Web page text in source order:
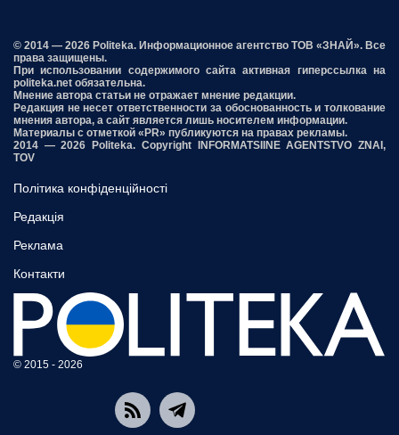
© 2014 — 2026 Politeka. Информационное агентство ТОВ «ЗНАЙ». Все
права защищены.
При использовании содержимого сайта активная гиперссылка на
politeka.net обязательна.
Мнение автора статьи не отражает мнение редакции.
Редакция не несет ответственности за обоснованность и толкование
мнения автора, а сайт является лишь носителем информации.
Материалы с отметкой «PR» публикуются на правах рекламы.
2014 — 2026 Politeka. Copyright INFORMATSIINE AGENTSTVO ZNAI,
TOV
Політика конфіденційності
Редакція
Реклама
Контакти
© 2015 - 2026